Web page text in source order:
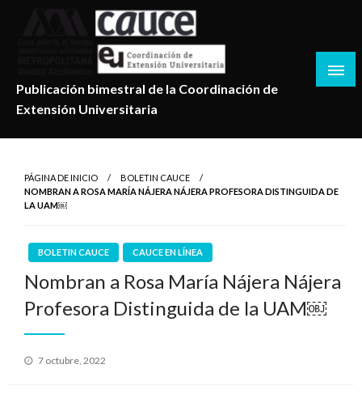
Publicación bimestral de la Coordinación de
Extensión Universitaria
PÁGINA DE INICIO
BOLETIN CAUCE
NOMBRAN A ROSA MARÍA NÁJERA NÁJERA PROFESORA DISTINGUIDA DE
LA UAM￼
BOLETIN CAUCE CAUCE EN LÍNEA
Nombran a Rosa María Nájera Nájera
Profesora Distinguida de la UAM￼
Publicado
7 octubre, 2022